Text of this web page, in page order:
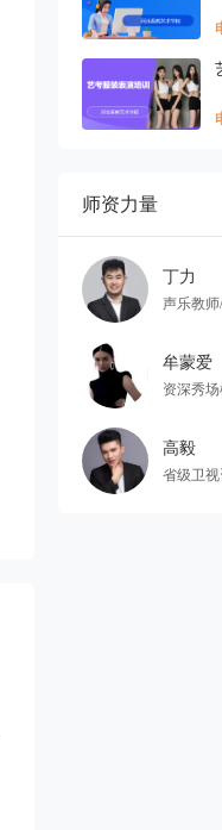
师资力量
丁力
声乐教
牟蒙爱
资深秀
高毅
省级卫视